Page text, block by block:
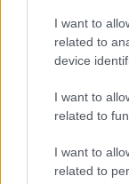
I want to
related to
device
I want to
related to
I want to
related to
azonnali
előadásban, ne
A rendező és
ami megint
beszélünk, ami
könnyű, nyári
Moliére-rel és
Az ember